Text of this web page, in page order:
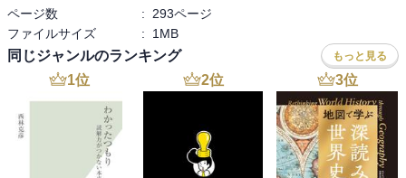
最初はおおらかな気持ちでことに当たって、試行錯誤する中で自分
の好きと適正とを照らし合わせながら、ゆっくり模索していけばい
い。
堀木エリ子
なりたい自分像をイメージする。（40歳、５０歳。。）
イメージが湧いたら、それを実現する為にはどうすればいいかを逆
大きな悩みや課題を人に話すことで乗り切る
ページ数
:
293ページ
ファイルサイズ
: 1MB
同じジャンルのランキング もっと見る
1位 2位 3位